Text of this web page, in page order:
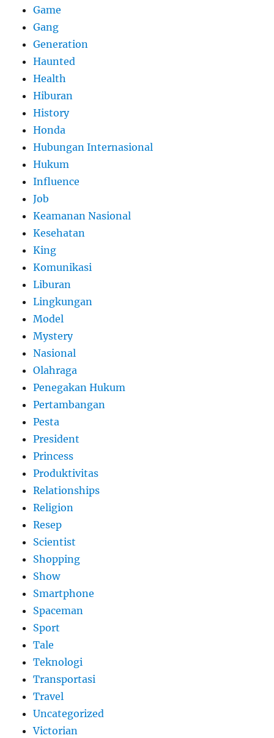
Game
Gang
Generation
Haunted
Health
Hiburan
History
Honda
Hubungan Internasional
Hukum
Influence
Job
Keamanan Nasional
Kesehatan
King
Komunikasi
Liburan
Lingkungan
Model
Mystery
Nasional
Olahraga
Penegakan Hukum
Pertambangan
Pesta
President
Princess
Produktivitas
Relationships
Religion
Resep
Scientist
Shopping
Show
Smartphone
Spaceman
Sport
Tale
Teknologi
Transportasi
Travel
Uncategorized
Victorian